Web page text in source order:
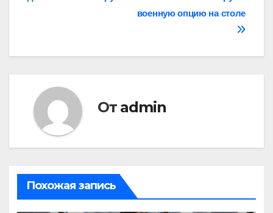
военную опцию на столе
От admin
Похожая запись